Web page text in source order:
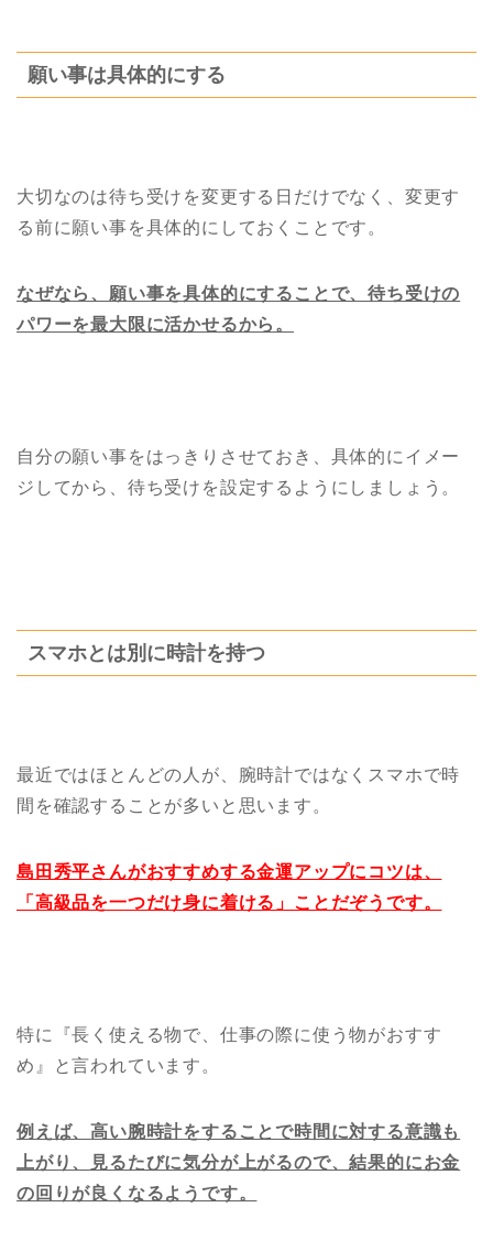
願い事は具体的にする
大切なのは待ち受けを変更する日だけでなく、変更す
る前に願い事を具体的にしておくことです。
なぜなら、願い事を具体的にすることで、待ち受けの
パワーを最大限に活かせるから。
自分の願い事をはっきりさせておき、具体的にイメー
ジしてから、待ち受けを設定するようにしましょう。
スマホとは別に時計を持つ
最近ではほとんどの人が、腕時計ではなくスマホで時
間を確認することが多いと思います。
島田秀平さんがおすすめする金運アップにコツは、
「高級品を一つだけ身に着ける」ことだぞうです。
特に『長く使える物で、仕事の際に使う物がおすす
め』と言われています。
例えば、高い腕時計をすることで時間に対する意識も
上がり、見るたびに気分が上がるので、結果的にお金
の回りが良くなるようです。